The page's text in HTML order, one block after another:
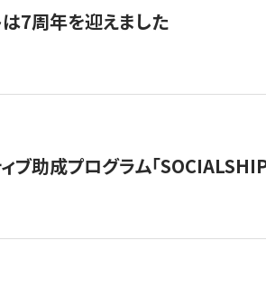
7周年を迎えました
ブ助成プログラム「